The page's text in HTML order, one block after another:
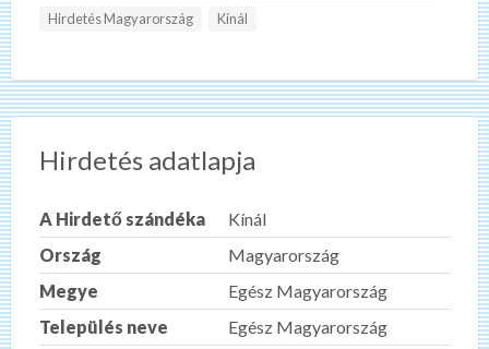
Hirdetés Magyarország
Kínál
Hirdetés adatlapja
A Hirdető szándéka
Kínál
Ország
Magyarország
Megye
Egész Magyarország
Település neve
Egész Magyarország